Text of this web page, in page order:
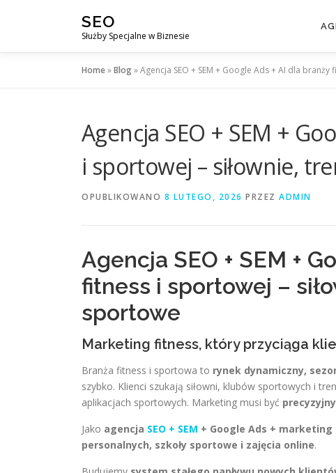
SEO
Służby Specjalne w Biznesie
Home»Blog»Agencja SEO + SEM + Google Ads + AI dla
Agencja SEO + SEM +
i sportowej – siłownie,
OPUBLIKOWANO 8 LUTEGO, 2026 PRZEZ ADMIN
Agencja SEO + SEM +
fitness i sportowej –
sportowe
Marketing fitness, który przyciąga
Branża fitness i sportowa to rynek dynamiczny,
szybko. Klienci szukają siłowni, klubów sportowych i
aplikacjach sportowych. Marketing musi być
Jako agencja SEO + SEM + Google Ads + marketing
personalnych, szkoły sportowe i zajęcia online.